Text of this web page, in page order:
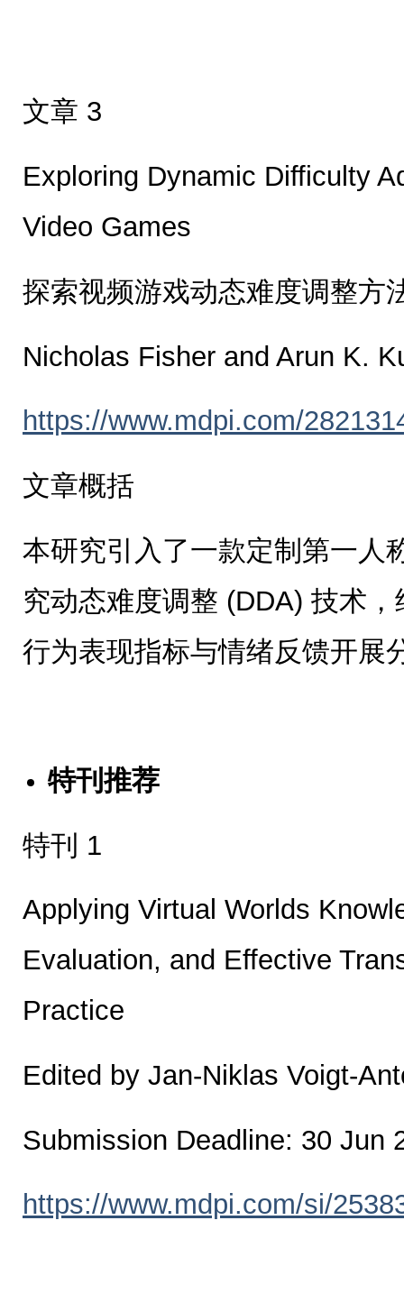
文章 3
Exploring Dynamic Difficulty
Video Games
探索视频游戏动态难度调整方
Nicholas Fisher and Arun K.
https://www.mdpi.com/
文章概括
本研究引入了一款定制第一人
究动态难度调整 (DDA) 技术
行为表现指标与情绪反馈开展
特刊推荐
特刊 1
Applying Virtual Worlds
Evaluation, and Effective
Practice
Edited by Jan-Niklas Voigt-
Submission Deadline: 30 Jun
https://www.mdpi.com/si/